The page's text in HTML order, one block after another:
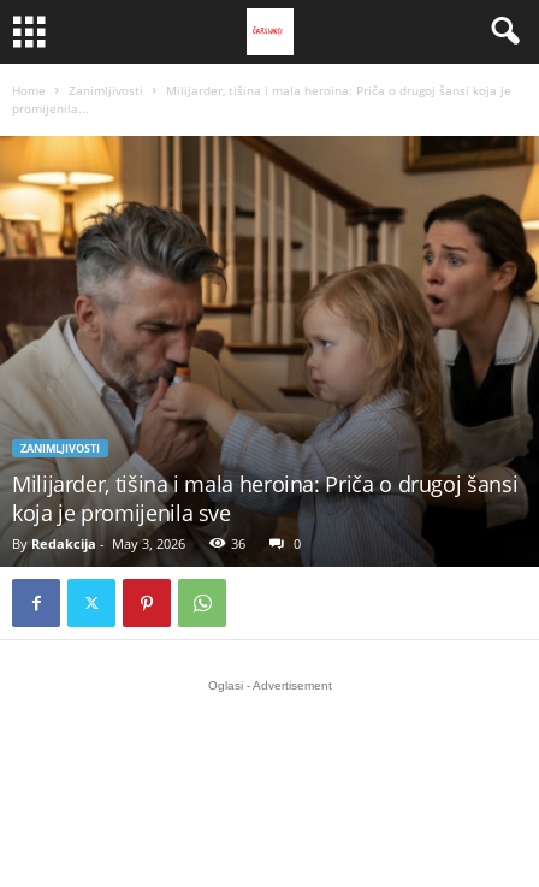
Home Zanimljivosti
Milijarder, tišina i mala heroina: Priča o drugoj šansi koja je
promijenila...
ZANIMLJIVOSTI
Milijarder, tišina i mala heroina: Priča o drugoj šansi
koja je promijenila sve
By Redakcija - May 3, 2026 36 0
Oglasi - Advertisement